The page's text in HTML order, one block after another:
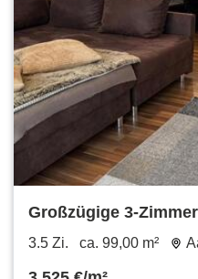
Großzügige 3-
in Aalen Grauleshof
3.5 Zi. ca. 99,00 m²